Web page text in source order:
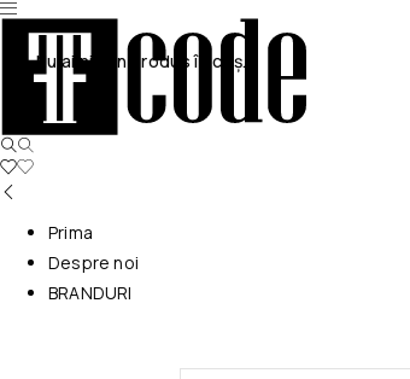
Nu ai niciun produs în coș.
Prima
Despre noi
BRANDURI